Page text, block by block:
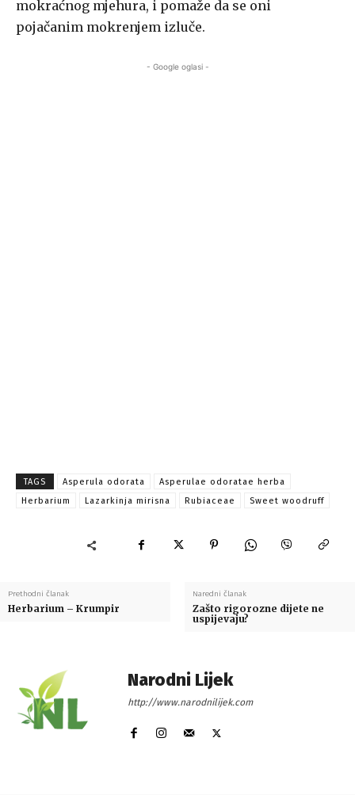
mokraćnog mjehura, i pomaže da se oni
pojačanim mokrenjem izluče.
- Google oglasi -
TAGS Asperula odorata
Asperulae odoratae herba
Herbarium
Lazarkinja mirisna Rubiaceae Sweet woodruff
Prethodni članak
Herbarium – Krumpir
Naredni članak
Zašto rigorozne dijete ne
uspijevaju?
Narodni Lijek
http://www.narodnilijek.com